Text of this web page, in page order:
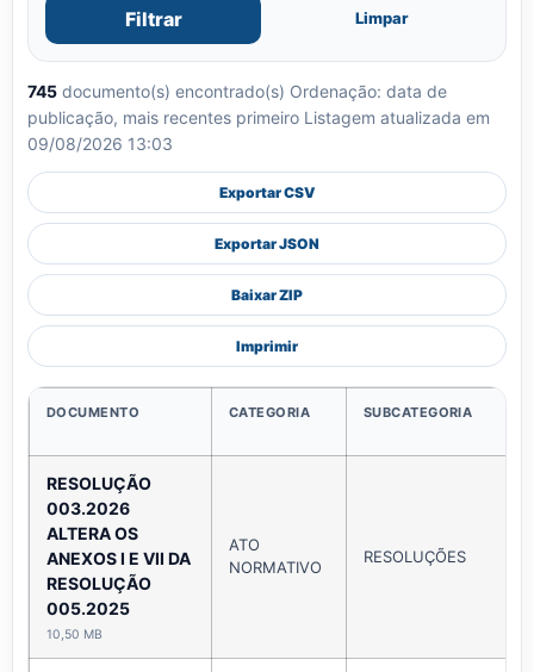
Filtrar Limpar
745 documento(s) encontrado(s) Ordenação: data de
publicação, mais recentes primeiro Listagem atualizada em
09/08/2026 13:03
Exportar CSV
Exportar JSON
Baixar ZIP
Imprimir
DOCUMENTO CATEGORIA SUBCATEGORIA
RESOLUÇÃO
003.2026
ALTERA OS
ANEXOS I E VII DA
RESOLUÇÃO
005.2025
10,50 MB
ATO
NORMATIVO
RESOLUÇÕES